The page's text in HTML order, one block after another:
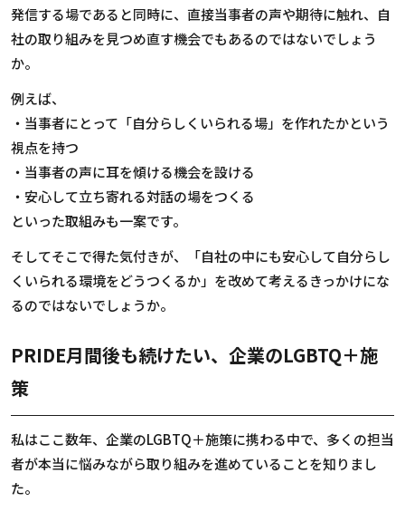
発信する場であると同時に、直接当事者の声や期待に触れ、自
社の取り組みを見つめ直す機会でもあるのではないでしょう
か。
例えば、
・当事者にとって「自分らしくいられる場」を作れたかという
視点を持つ
・当事者の声に耳を傾ける機会を設ける
・安心して立ち寄れる対話の場をつくる
といった取組みも一案です。
そしてそこで得た気付きが、「自社の中にも安心して自分らし
くいられる環境をどうつくるか」を改めて考えるきっかけにな
るのではないでしょうか。
PRIDE月間後も続けたい、企業のLGBTQ＋施
策
私はここ数年、企業のLGBTQ＋施策に携わる中で、多くの担当
者が本当に悩みながら取り組みを進めていることを知りまし
た。